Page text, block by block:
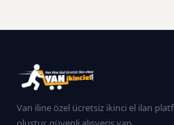
Van iline özel ücretsiz ikinci el ilan